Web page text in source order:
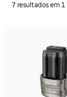
7 resultados em 1